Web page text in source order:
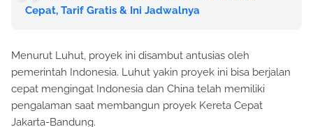
Cepat, Tarif Gratis & Ini Jadwalnya
Menurut Luhut, proyek ini disambut antusias oleh
pemerintah Indonesia. Luhut yakin proyek ini bisa berjalan
cepat mengingat Indonesia dan China telah memiliki
pengalaman saat membangun proyek Kereta Cepat
Jakarta-Bandung.